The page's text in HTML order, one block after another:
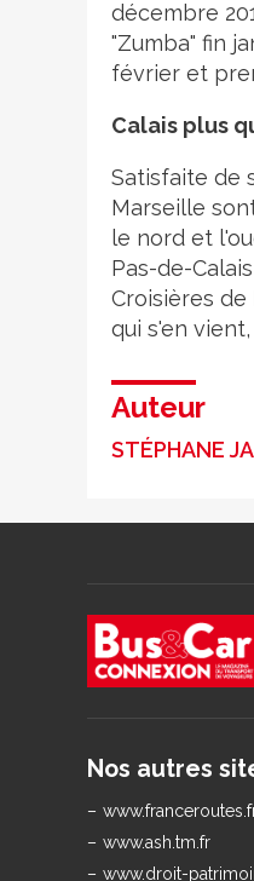
décembre
"Zumba" fin
février et
Calais plus
Satisfaite de
Marseille
le nord et
Pas-de-
Croisières
qui s'en
Auteur
STÉPHANE
Nos autres
www.ash.tm.fr
www.droit-